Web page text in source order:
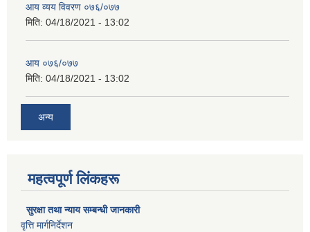
आय व्यय विवरण ०७६/०७७
मिति: 04/18/2021 - 13:02
आय ०७६/०७७
मिति: 04/18/2021 - 13:02
अन्य
महत्वपूर्ण लिंकहरू
सुरक्षा तथा न्याय सम्बन्धी जानकारी
वृत्ति मार्गनिर्देशन